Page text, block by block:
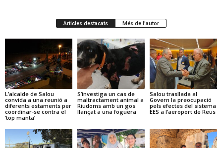
Articles destacats Més de l'autor
L’alcalde de Salou
convida a una reunió a
diferents estaments per
coordinar-se contra el
‘top manta’
S’investiga un cas de
maltractament animal a
Riudoms amb un gos
llançat a una foguera
Salou trasllada al
Govern la preocupació
pels efectes del sistema
EES a l’aeroport de Reus